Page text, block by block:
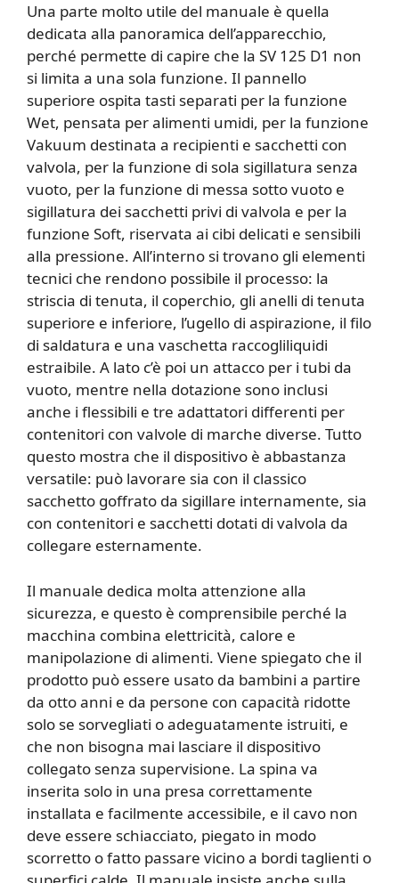
Una parte molto utile del manuale è quella
dedicata alla panoramica dell’apparecchio,
perché permette di capire che la SV 125 D1 non
si limita a una sola funzione. Il pannello
superiore ospita tasti separati per la funzione
Wet, pensata per alimenti umidi, per la funzione
Vakuum destinata a recipienti e sacchetti con
valvola, per la funzione di sola sigillatura senza
vuoto, per la funzione di messa sotto vuoto e
sigillatura dei sacchetti privi di valvola e per la
funzione Soft, riservata ai cibi delicati e sensibili
alla pressione. All’interno si trovano gli elementi
tecnici che rendono possibile il processo: la
striscia di tenuta, il coperchio, gli anelli di tenuta
superiore e inferiore, l’ugello di aspirazione, il filo
di saldatura e una vaschetta raccogliliquidi
estraibile. A lato c’è poi un attacco per i tubi da
vuoto, mentre nella dotazione sono inclusi
anche i flessibili e tre adattatori differenti per
contenitori con valvole di marche diverse. Tutto
questo mostra che il dispositivo è abbastanza
versatile: può lavorare sia con il classico
sacchetto goffrato da sigillare internamente, sia
con contenitori e sacchetti dotati di valvola da
collegare esternamente.
Il manuale dedica molta attenzione alla
sicurezza, e questo è comprensibile perché la
macchina combina elettricità, calore e
manipolazione di alimenti. Viene spiegato che il
prodotto può essere usato da bambini a partire
da otto anni e da persone con capacità ridotte
solo se sorvegliati o adeguatamente istruiti, e
che non bisogna mai lasciare il dispositivo
collegato senza supervisione. La spina va
inserita solo in una presa correttamente
installata e facilmente accessibile, e il cavo non
deve essere schiacciato, piegato in modo
scorretto o fatto passare vicino a bordi taglienti o